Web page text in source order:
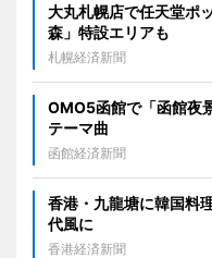
大丸札幌店で任天堂ポ
森」特設エリアも
札幌経済新聞
OMO5函館で「函館夜
テーマ曲
函館経済新聞
香港・九龍塘に韓国
代風に
香港経済新聞